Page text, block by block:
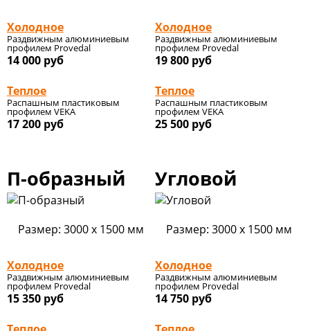
Холодное
Раздвижным алюминиевым
профилем Provedal
14 000 руб
Теплое
Распашным пластиковым
профилем VEKA
17 200 руб
Холодное
Раздвижным алюминиевым
профилем Provedal
19 800 руб
Теплое
Распашным пластиковым
профилем VEKA
25 500 руб
П-образный
Размер: 3000 x 1500 мм
Холодное
Раздвижным алюминиевым
профилем Provedal
15 350 руб
Угловой
Размер: 3000 x 1500 мм
Холодное
Раздвижным алюминиевым
профилем Provedal
14 750 руб